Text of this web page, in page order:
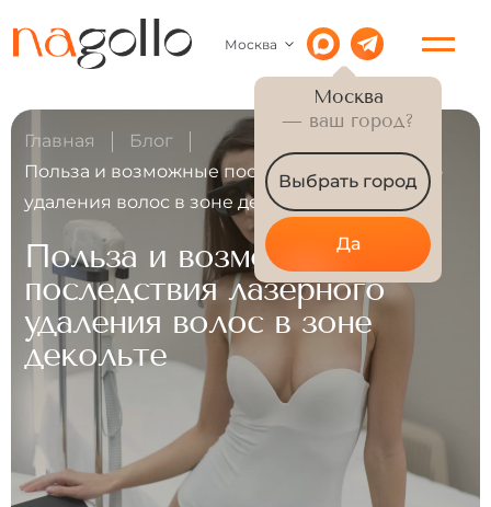
Москва
Москва
— ваш город?
Выбрать город
Да
Главная
Блог
Польза и возможные последствия лазерного
удаления волос в зоне декольте
Польза и возможные
последствия лазерного
удаления волос в зоне
декольте